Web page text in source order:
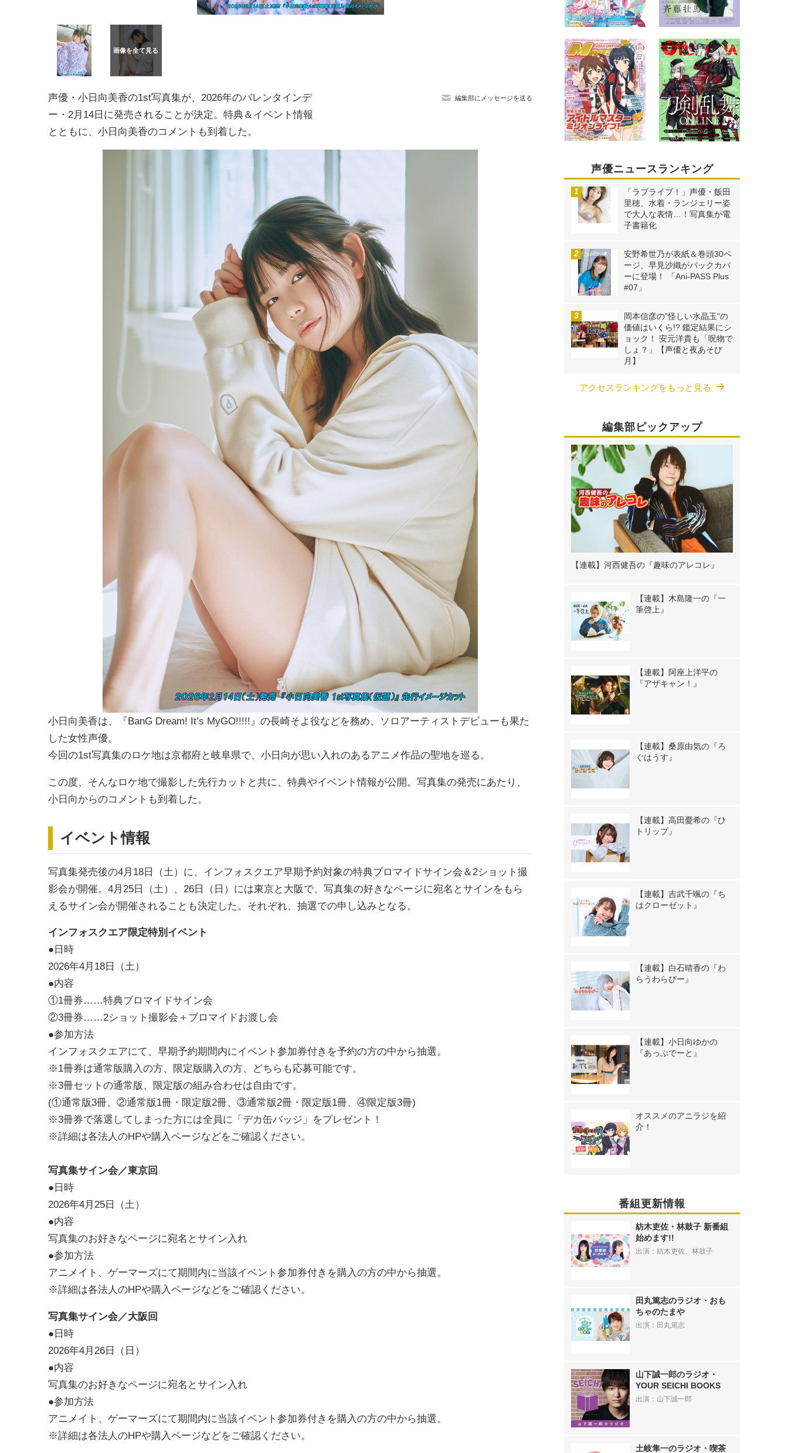
編集部にメッセージを送る
声優・小日向美香の1st写真集が、2026年のバレンタインデ
ー・2月14日に発売されることが決定。特典＆イベント情報
とともに、小日向美香のコメントも到着した。
小日向美香は、『BanG Dream! It’s MyGO!!!!!』の長崎そよ役などを務め、ソロアーティストデビューも果た
した女性声優。
今回の1st写真集のロケ地は京都府と岐阜県で、小日向が思い入れのあるアニメ作品の聖地を巡る。
この度、そんなロケ地で撮影した先行カットと共に、特典やイベント情報が公開。写真集の発売にあたり、
小日向からのコメントも到着した。
イベント情報
写真集発売後の4月18日（土）に、インフォスクエア早期予約対象の特典ブロマイドサイン会＆2ショット撮
影会が開催。4月25日（土）、26日（日）には東京と大阪で、写真集の好きなページに宛名とサインをもら
えるサイン会が開催されることも決定した。それぞれ、抽選での申し込みとなる。
インフォスクエア限定特別イベント
●日時
2026年4月18日（土）
●内容
①1冊券……特典ブロマイドサイン会
②3冊券……2ショット撮影会＋ブロマイドお渡し会
●参加方法
インフォスクエアにて、早期予約期間内にイベント参加券付きを予約の方の中から抽選。
※1冊券は通常版購入の方、限定版購入の方、どちらも応募可能です。
※3冊セットの通常版、限定版の組み合わせは自由です。
(①通常版3冊、②通常版1冊・限定版2冊、③通常版2冊・限定版1冊、④限定版3冊)
※3冊券で落選してしまった方には全員に「デカ缶バッジ」をプレゼント！
※詳細は各法人のHPや購入ページなどをご確認ください。
写真集サイン会／東京回
●日時
2026年4月25日（土）
●内容
写真集のお好きなページに宛名とサイン入れ
●参加方法
アニメイト、ゲーマーズにて期間内に当該イベント参加券付きを購入の方の中から抽選。
※詳細は各法人のHPや購入ページなどをご確認ください。
写真集サイン会／大阪回
●日時
2026年4月26日（日）
●内容
写真集のお好きなページに宛名とサイン入れ
●参加方法
アニメイト、ゲーマーズにて期間内に当該イベント参加券付きを購入の方の中から抽選。
※詳細は各法人のHPや購入ページなどをご確認ください。
声優ニュースランキング
「ラブライブ！」声優・飯田
里穂、水着・ランジェリー姿
で大人な表情…！写真集が電
子書籍化
安野希世乃が表紙＆巻頭30ペ
ージ、早見沙織がバックカバ
ーに登場！ 「Ani-PASS Plus
#07」
岡本信彦の”怪しい水晶玉”の
価値はいくら!? 鑑定結果にシ
ョック！ 安元洋貴も「呪物で
しょ？」【声優と夜あそび
月】
アクセスランキングをもっと見る
編集部ピックアップ
【連載】河西健吾の『趣味のアレコレ』
【連載】木島隆一の『一
筆啓上』
【連載】阿座上洋平の
『アザキャン！』
【連載】桑原由気の『ろ
ぐはうす』
【連載】高田憂希の『ひ
トリップ』
【連載】吉武千颯の『ち
はクローゼット』
【連載】白石晴香の『わ
らうわらびー』
【連載】小日向ゆかの
『あっぷでーと』
オススメのアニラジを紹
介！
番組更新情報
紡木吏佐・林鼓子 新番組
始めます!!
出演：紡木吏佐、林鼓子
田丸篤志のラジオ・おも
ちゃのたまや
出演：田丸篤志
山下誠一郎のラジオ・
YOUR SEICHI BOOKS
出演：山下誠一郎
土岐隼一のラジオ・喫茶